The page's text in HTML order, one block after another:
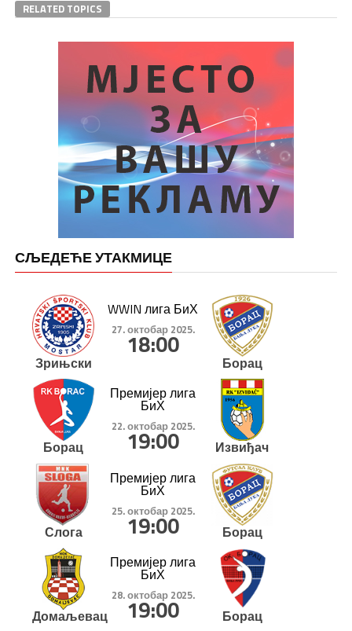
RELATED TOPICS
СЉЕДЕЋЕ УТАКМИЦЕ
Зрињски
WWIN лига БиХ
27. октобар 2025.
18:00
Борац
Борац
Премијер лига
БиХ
22. октобар 2025.
19:00 Извиђач
Слога
Премијер лига
БиХ
25. октобар 2025.
19:00 Борац
Домаљевац
Премијер лига
БиХ
28. октобар 2025.
19:00 Борац